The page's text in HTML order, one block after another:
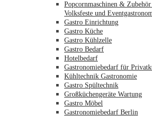
Popcornmaschinen &
Volksfeste und
Gastro Einrichtung
Gastro Küche
Gastro Kühlzelle
Gastro Bedarf
Hotelbedarf
Gastronomiebedarf für
Kühltechnik Gastronomie
Gastro Spültechnik
Großküchengeräte Wartung
Gastro Möbel
Gastronomiebedarf Berlin